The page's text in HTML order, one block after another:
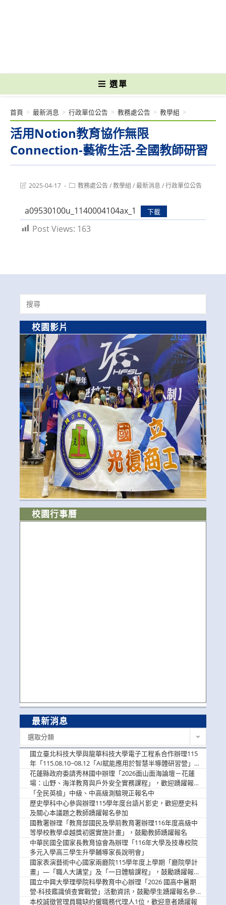
選單
活用Notion教育協作無限
Connection-藝術生活-全國教師研習
首頁 > 最新消息 > 行政單位公告 > 教務處公告 > 教學組 >
Post2025-04-17
Post教務處公告/教學組 /最新消息 /行政單位公告
a09530100u_1140004104ax_1 下載
Post Views: 163
Search
for:
校園影片
校園行事曆
最新消息
選取分類
國立臺北科技大學與龍華科技大學電子工程系合作辦理115
年「115.08.10~08.12「AI賦能應用於智慧半導體研習營」，
歡迎學生踴躍報名參加
花蓮縣政府委請秀林國中辦理「2026面山面海論壇－花蓮
場：山野、海洋教育與戶外安全實務課程」，歡迎踴躍報名
參加
「全民英檢」中級、中高級測驗現正報名中
歷史學科中心參與辦理115學年度台語片影史，歡迎歷史科
及關心本議題之教師踴躍報名參加
國教署辦理「教育部國民及學前教育署辦理116年度高級中
等學校教學卓越獎初選實施計畫」，鼓勵教師踴躍報名
中華民國全國家長教育協會為辦理「116年大學及技專校院
多元入學高三學生升學輔導家長說明會」
國家表演藝術中心國家兩廳院115學年度上學期「廳院學計
畫」—「職人大講堂」及「一日體驗課程」，鼓勵踴躍報名
參與。
國立中興大學理學院科學教育中心辦理「2026 國高中暑期
營-科技鑑識偵查實戰營」活動資訊，鼓勵學生踴躍報名參
加。
本校誠徵管理員職缺約僱職務代理人1位，歡迎意者踴躍報